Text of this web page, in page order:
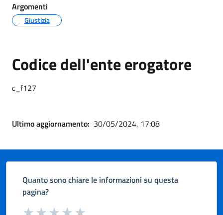
Argomenti
Giustizia
Codice dell'ente erogatore
c_f127
Ultimo aggiornamento: 30/05/2024, 17:08
Quanto sono chiare le informazioni su questa
pagina?
Valuta da 1 a 5 stelle la pagina